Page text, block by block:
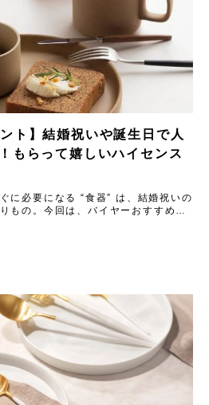
ト】結婚祝いや誕生日で人
もらって嬉しいハイセンス
に必要になる “食器” は、結婚祝いの
もの。今回は、バイヤーおすすめの